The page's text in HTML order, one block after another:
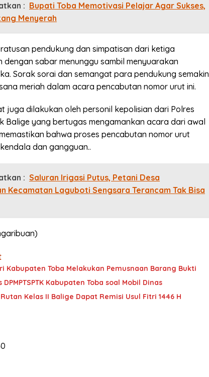
: Bupati Toba Memotivasi Pelajar Agar Sukses,
Menyerah
pendukung dan simpatisan dari ketiga
dengan sabar menunggu sambil menyuarakan
Sorak sorai dan semangat para pendukung semakin
meriah dalam acara pencabutan nomor urut ini.
juga dilakukan oleh personil kepolisian dari Polres
Balige yang bertugas mengamankan acara dari awal
bahwa proses pencabutan nomor urut
dan gangguan..
: Saluran Irigasi Putus, Petani Desa
Kecamatan Laguboti Sengsara Terancam Tak Bisa
Kabupaten Toba Melakukan Pemusnaan Barang Bukti
Kabupaten Toba soal Mobil Dinas
Kelas II Balige Dapat Remisi Usul Fitri 1446 H